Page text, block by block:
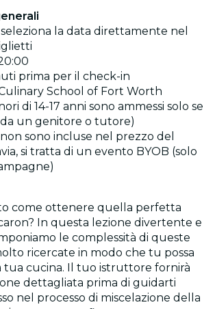
seleziona la data direttamente nel
prima per il check-in
School of Fort Worth
di 14-17 anni sono ammessi solo se
un genitore o tutore)
sono incluse nel prezzo del
si tratta di un evento BYOB (solo
come ottenere quella perfetta
In questa lezione divertente e
le complessità di queste
ricercate in modo che tu possa
tua cucina. Il tuo istruttore fornirà
dettagliata prima di guidarti
nel processo di miscelazione della